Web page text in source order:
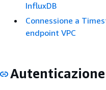
InfluxDB
Connessione a
endpoint VPC